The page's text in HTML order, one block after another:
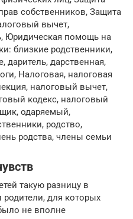
собственников, Защита
вычет,
Юридическая помощь на
близкие родственники,
даритель, дарственная,
Налоговая, налоговая
налоговый вычет,
кодекс, налоговый
одаряемый,
родство,
родства, члены семьи
такую разницу в
родители, для которых
не вполне